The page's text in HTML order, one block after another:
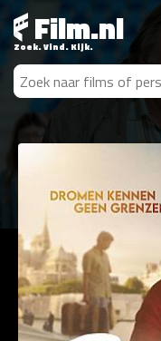
Film.nl
Zoek. Vind. Kijk.